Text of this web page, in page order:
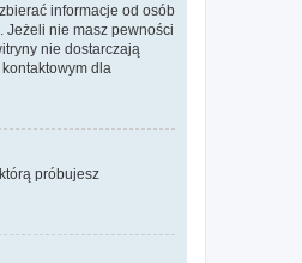
informacje od osób
Jeżeli nie masz pewności
nie dostarczają
dla
próbujesz